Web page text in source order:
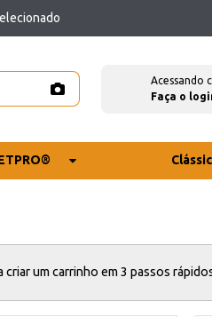
Acessando
Faça o
um carrinho em 3 passos